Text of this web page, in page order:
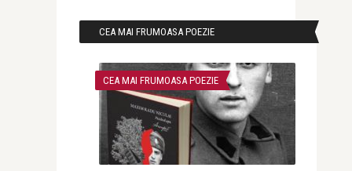
CEA MAI FRUMOASA POEZIE
CEA MAI FRUMOASA POEZIE